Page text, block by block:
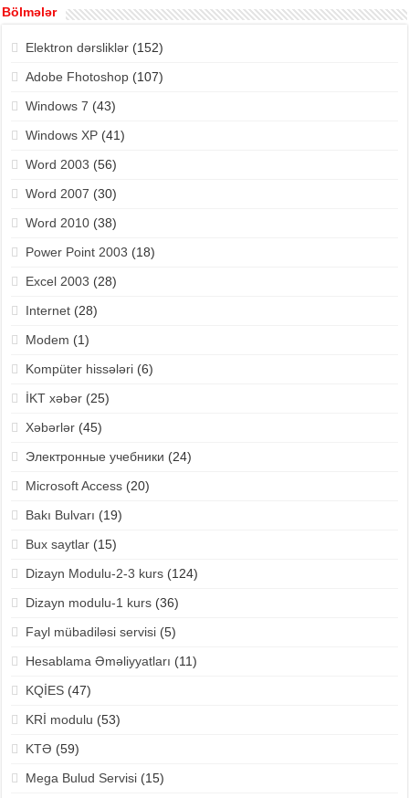
Bölmələr
Elektron dərsliklər(152)
Adobe Fhotoshop(107)
Windows 7 (43)
Windows XP(41)
Word 2003 (56)
Word 2007 (30)
Word 2010(38)
Power Point 2003 (18)
Excel 2003 (28)
Internet(28)
Modem (1)
Kompüter hissələri(6)
İKT xəbər(25)
Xəbərlər(45)
Электронные учебники (24)
Microsoft Access(20)
Bakı Bulvarı (19)
Bux saytlar(15)
Dizayn Modulu-2-3 kurs(124)
Dizayn modulu-1 kurs(36)
Fayl mübadiləsi servisi(5)
Hesablama Əməliyyatları (11)
KQİES(47)
KRİ modulu (53)
KTƏ (59)
Mega Bulud Servisi(15)